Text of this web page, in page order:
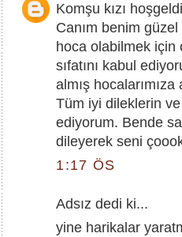
Komşu kızı
Canım benim
hoca olabilmek için
sıfatını kabul
almış
Tüm iyi dileklerin
ediyorum. Bende
dileyerek seni
1:17 ÖS
Adsız dedi ki...
yine harikalar